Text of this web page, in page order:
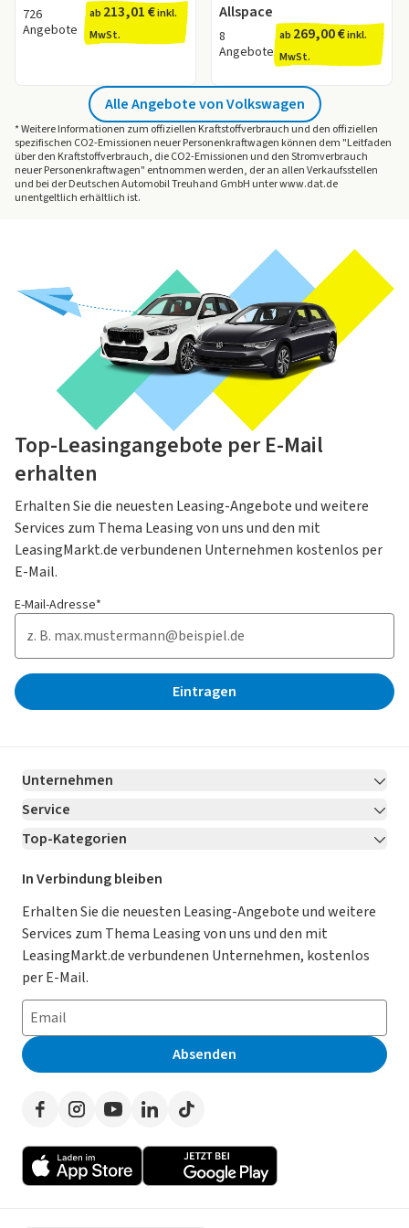
kleiner als 0,9 - Sehr guter Leasingfaktor
kleiner als 0,7 - Top-Leasingfaktor
Weitere Informationen bietet Ihnen unserRatgeber
726
Angebote
ab 213,01 €inkl.
MwSt.
Allspace
8
Angebote
ab 269,00 €inkl.
MwSt.
Alle Angebote von Volkswagen
* Weitere Informationen zum offiziellen Kraftstoffverbrauch und den offiziellen
spezifischen CO2-Emissionen neuer Personenkraftwagen können dem "Leitfaden
über den Kraftstoffverbrauch, die CO2-Emissionen und den Stromverbrauch
neuer Personenkraftwagen" entnommen werden, der an allen Verkaufsstellen
und bei der Deutschen Automobil Treuhand GmbH unter www.dat.de
unentgeltlich erhältlich ist.
Top-Leasingangebote per E-Mail
erhalten
Erhalten Sie die neuesten Leasing-Angebote und weitere
Services zum Thema Leasing von uns und den mit
LeasingMarkt.de verbundenen Unternehmen kostenlos per
E-Mail.
E-Mail-Adresse*
Eintragen
Unternehmen
Über LeasingMarkt.de
Karriere Jetzt bewerben!
Für Händler
Kooperation mit AutoScout24
AGB
Datenschutz
Impressum
Erklärung zur Barrierefreiheit
Presse
Service
Kontakt
Ratgeber
Magazin
Datenschutz-Einstellungen
So funktioniert’s
Häufig gestellte Fragen
Leasing-Lexikon
Auto-Tests
Werben auf LeasingMarkt.de
Top-Kategorien
Leasing Deals
Gebrauchtwagen Leasing
Leasing ohne Anzahlung
E-Auto Leasing
Privatleasing
Leasing-Vergleiche
Herstellerverzeichnis
Händlerverzeichnis
In Verbindung bleiben
Erhalten Sie die neuesten Leasing-Angebote und weitere
Services zum Thema Leasing von uns und den mit
LeasingMarkt.de verbundenen Unternehmen, kostenlos
per E-Mail.
Absenden